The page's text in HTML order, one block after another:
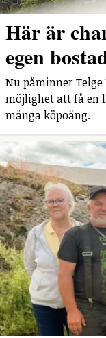
Här är
egen
Nu påminner
möjlighet att få en
många köpoäng.